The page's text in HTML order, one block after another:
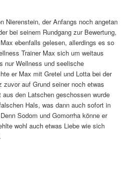
Nierenstein, der Anfangs noch angetan
bei seinem Rundgang zur Bewertung,
ebenfalls gelesen, allerdings es so
Trainer Max sich um weitaus
nur Wellness und seelische
er Max mit Gretel und Lotta bei der
zuvor auf Grund seiner noch etwas
aus den Latschen geschossen wurde
Hals, was dann auch sofort in
Sodom und Gomorrha könne er
wohl auch etwas Liebe wie sich